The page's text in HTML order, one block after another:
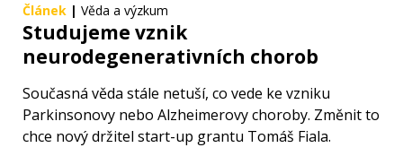
Článek | Věda a výzkum
Studujeme vznik
neurodegenerativních chorob
Současná věda stále netuší, co vede ke vzniku
Parkinsonovy nebo Alzheimerovy choroby. Změnit to
chce nový držitel start-up grantu Tomáš Fiala.